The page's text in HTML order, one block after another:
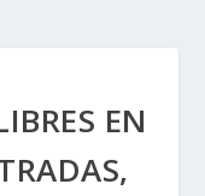
EN